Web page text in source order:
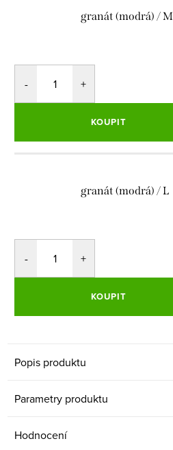
granát (modrá) / M
KOUPIT
granát (modrá) / L
KOUPIT
Popis produktu
Parametry produktu
Hodnocení